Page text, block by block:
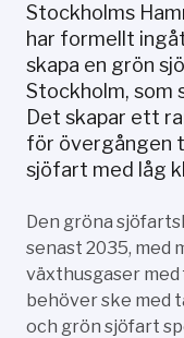
Stockholms
har formellt
skapa en grön
Stockholm, som
Det skapar ett
för övergången
sjöfart med låg
Den gröna
senast 2035, med
växthusgaser
behöver ske med
och grön sjöfart